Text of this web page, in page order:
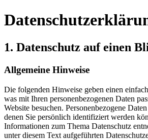
1. Datenschutz auf einen
Allgemeine Hinweise
Die folgenden Hinweise geben einen
was mit Ihren personenbezogenen Daten
Website besuchen. Personenbezogene
denen Sie persönlich identifiziert werden
Informationen zum Thema Datenschutz
unter diesem Text aufgeführten